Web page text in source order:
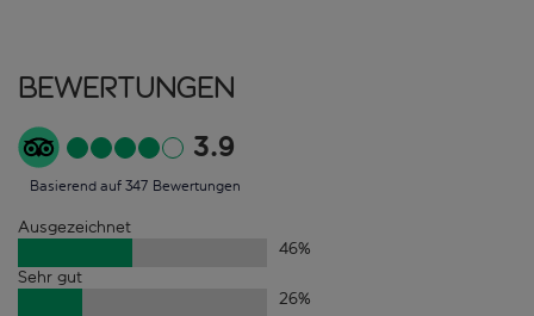
Bewertungen
3.9
Basierend auf 347 Bewertungen
Ausgezeichnet
46%
Sehr gut
26%